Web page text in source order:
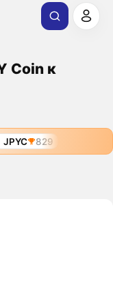
Coin к
JPYC 829